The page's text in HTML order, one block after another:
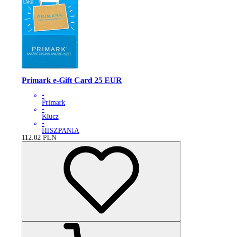
Primark e-Gift Card 25 EUR
•
Primark
•
Klucz
•
HISZPANIA
112.02 PLN